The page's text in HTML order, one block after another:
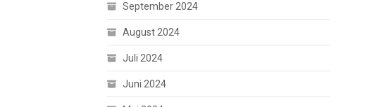
September 2024
August 2024
Juli 2024
Juni 2024